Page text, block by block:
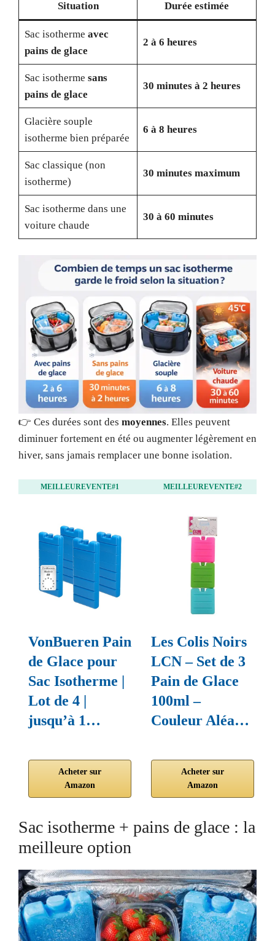
Situation Durée estimée
Sac isotherme avec
pains de glace
2 à 6 heures
Sac isotherme sans
pains de glace
30 minutes à 2 heures
Glacière souple
isotherme bien préparée
6 à 8 heures
Sac classique (non
isotherme)
30 minutes maximum
Sac isotherme dans une
voiture chaude
30 à 60 minutes
👉 Ces durées sont des moyennes. Elles peuvent
diminuer fortement en été ou augmenter légèrement en
hiver, sans jamais remplacer une bonne isolation.
MEILLEUREVENTE#1
VonBueren Pain
de Glace pour
Sac Isotherme |
Lot de 4 |
jusqu’à 1…
Acheter sur
Amazon
MEILLEUREVENTE#2
Les Colis Noirs
LCN – Set de 3
Pain de Glace
100ml –
Couleur Aléa…
Acheter sur
Amazon
Sac isotherme + pains de glace : la
meilleure option